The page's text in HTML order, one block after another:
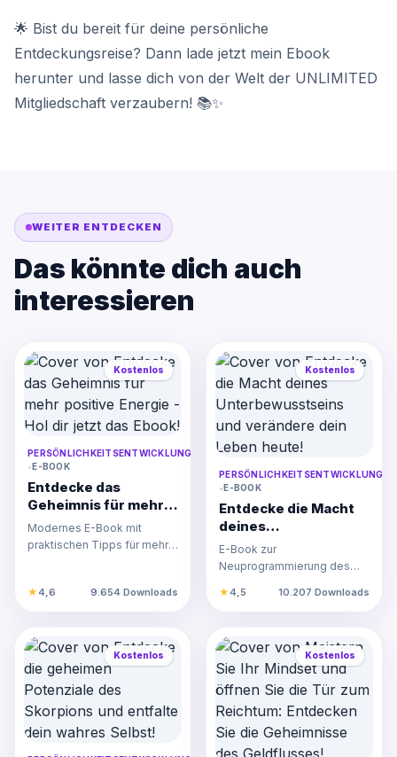
🌟 Bist du bereit für deine persönliche
Entdeckungsreise? Dann lade jetzt mein Ebook
herunter und lasse dich von der Welt der UNLIMITED
Mitgliedschaft verzaubern! 📚✨
WEITER ENTDECKEN
Das könnte dich auch
interessieren
Kostenlos
PERSÖNLICHKEITSENTWICKLUNG
•E-BOOK
Entdecke das
Geheimnis für mehr
positive Energie - Hol
dir jetzt das Ebook!
Modernes E-Book mit
praktischen Tipps für mehr
Achtsamkeit zur…
★4,6 9.654 Downloads
Kostenlos
PERSÖNLICHKEITSENTWICKLUNG
•E-BOOK
Entdecke die Macht
deines
Unterbewusstseins
und verändere dein
E-Book zur
Neuprogrammierung des
Techniken und Übungen für
★4,5 10.207 Downloads
Kostenlos Kostenlos